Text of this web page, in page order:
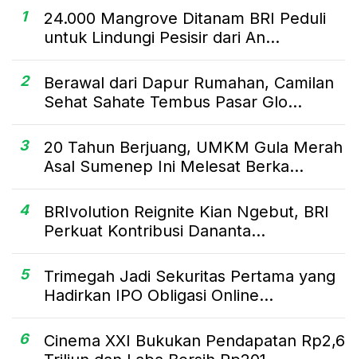
1
24.000 Mangrove Ditanam BRI Peduli
untuk Lindungi Pesisir dari An...
2
Berawal dari Dapur Rumahan, Camilan
Sehat Sahate Tembus Pasar Glo...
3
20 Tahun Berjuang, UMKM Gula Merah
Asal Sumenep Ini Melesat Berka...
4
BRIvolution Reignite Kian Ngebut, BRI
Perkuat Kontribusi Dananta...
5
Trimegah Jadi Sekuritas Pertama yang
Hadirkan IPO Obligasi Online...
6
Cinema XXI Bukukan Pendapatan Rp2,6